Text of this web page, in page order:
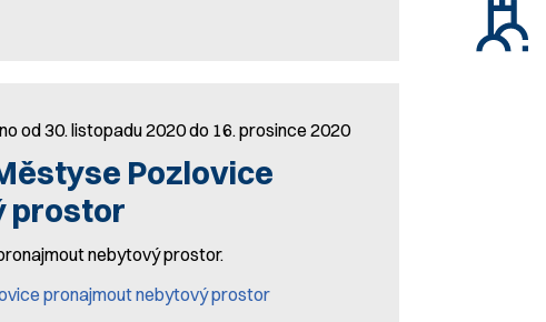
od 30. listopadu 2020 do 16. prosince 2020
Pozlovice
prostor
nebytový prostor.
pronajmout nebytový prostor